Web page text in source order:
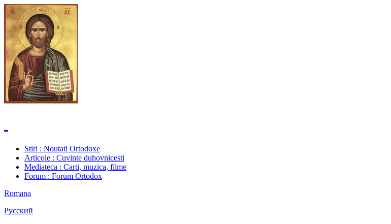
Stiri : Noutati Ortodoxe
Articole : Cuvinte duhovnicesti
Mediateca : Carti, muzica, filme
Forum : Forum Ortodox
Romana
Русский